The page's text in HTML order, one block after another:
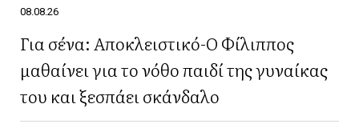
08.08.26
Για σένα: Αποκλειστικό-Ο Φίλιππος
μαθαίνει για το νόθο παιδί της γυναίκας
του και ξεσπάει σκάνδαλο